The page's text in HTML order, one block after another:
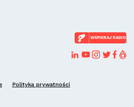
WSPIERAJ RADIO
Polityka prywatności